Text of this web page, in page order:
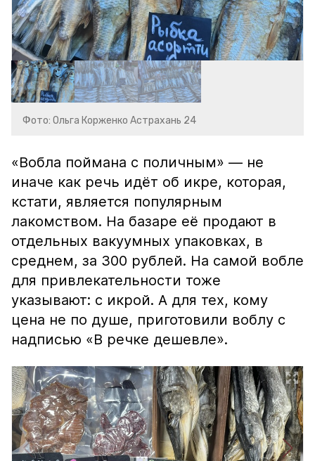
Фото: Ольга Корженко Астрахань 24
«Вобла поймана с поличным» — не
иначе как речь идёт об икре, которая,
кстати, является популярным
лакомством. На базаре её продают в
отдельных вакуумных упаковках, в
среднем, за 300 рублей. На самой вобле
для привлекательности тоже
указывают: с икрой. А для тех, кому
цена не по душе, приготовили воблу с
надписью «В речке дешевле».